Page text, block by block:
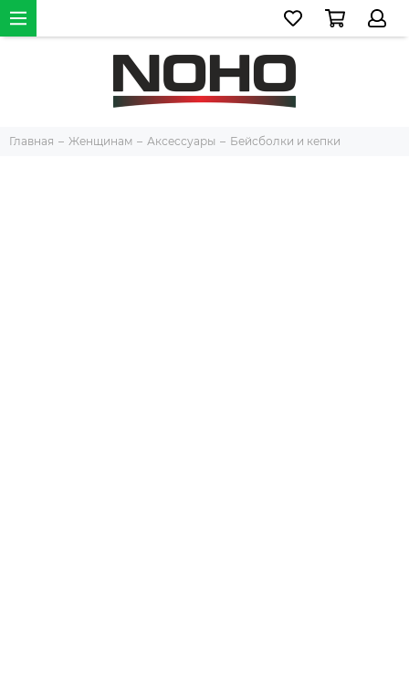
Главная Женщинам Аксессуары Бейсболки и кепки